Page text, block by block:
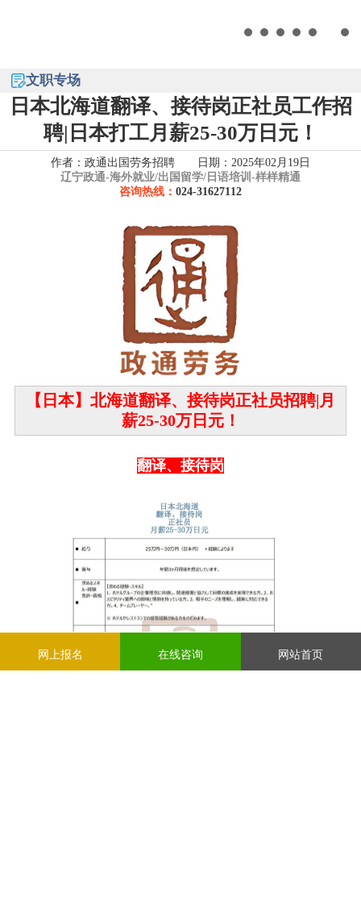
文职专场
日本北海道翻译、接待岗正社员工作招
聘|日本打工月薪25-30万日元！
作者：政通出国劳务招聘 日期：2025年02月19日
辽宁政通-海外就业/出国留学/日语培训-样样精通
咨询热线： 024-31627112
【日本】北海道翻译、接待岗正社员招聘|月
薪25-30万日元！
翻译、接待岗
网上报名 在线咨询 网站首页